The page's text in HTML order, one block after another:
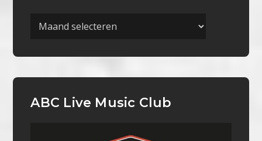
Archieven
ABC Live Music Club